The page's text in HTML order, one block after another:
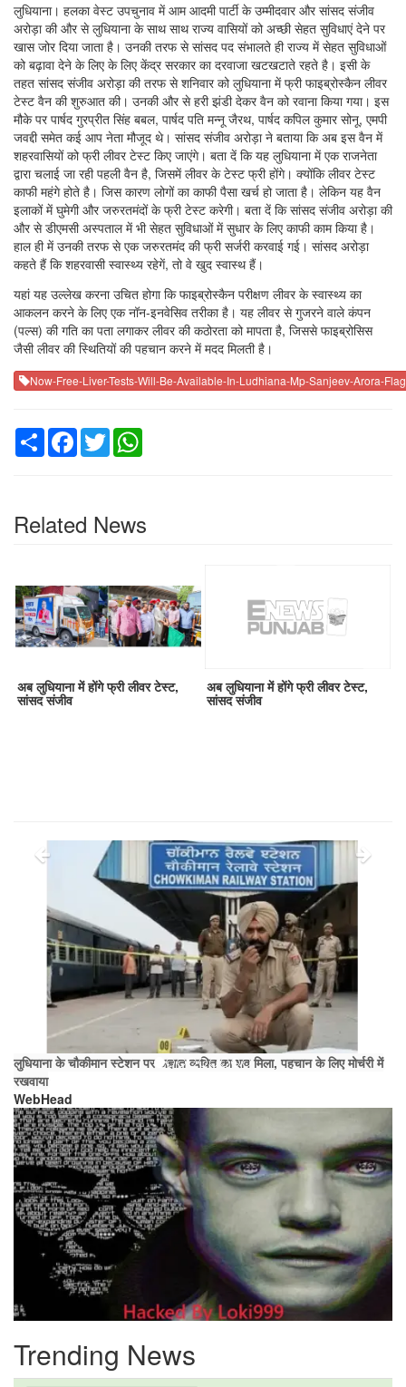
लुधियाना। हलका वेस्ट उपचुनाव में आम आदमी पार्टी के उम्मीदवार और सांसद संजीव
अरोड़ा की और से लुधियाना के साथ साथ राज्य वासियों को अच्छी सेहत सुविधाएं देने पर
खास जोर दिया जाता है। उनकी तरफ से सांसद पद संभालते ही राज्य में सेहत सुविधाओं
को बढ़ावा देने के लिए के लिए केंद्र सरकार का दरवाजा खटखटाते रहते है। इसी के
तहत सांसद संजीव अरोड़ा की तरफ से शनिवार को लुधियाना में फ्री फाइब्रोस्कैन लीवर
टेस्ट वैन की शुरुआत की। उनकी और से हरी झंडी देकर वैन को रवाना किया गया। इस
मौके पर पार्षद गुरप्रीत सिंह बबल, पार्षद पति मन्नू जैरथ, पार्षद कपिल कुमार सोनू, एमपी
जवद्दी समेत कई आप नेता मौजूद थे। सांसद संजीव अरोड़ा ने बताया कि अब इस वैन में
शहरवासियों को फ्री लीवर टेस्ट किए जाएंगे। बता दें कि यह लुधियाना में एक राजनेता
द्वारा चलाई जा रही पहली वैन है, जिसमें लीवर के टेस्ट फ्री होंगे। क्योंकि लीवर टेस्ट
काफी महंगे होते है। जिस कारण लोगों का काफी पैसा खर्च हो जाता है। लेकिन यह वैन
इलाकों में घुमेगी और जरुरतमंदों के फ्री टेस्ट करेगी। बता दें कि सांसद संजीव अरोड़ा की
और से डीएमसी अस्पताल में भी सेहत सुविधाओं में सुधार के लिए काफी काम किया है।
हाल ही में उनकी तरफ से एक जरुरतमंद की फ्री सर्जरी करवाई गई। सांसद अरोड़ा
कहते हैं कि शहरवासी स्वास्थ्य रहेगें, तो वे खुद स्वास्थ हैं।
यहां यह उल्लेख करना उचित होगा कि फाइब्रोस्कैन परीक्षण लीवर के स्वास्थ्य का
आकलन करने के लिए एक नॉन-इनवेसिव तरीका है। यह लीवर से गुजरने वाले कंपन
(पल्स) की गति का पता लगाकर लीवर की कठोरता को मापता है, जिससे फाइब्रोसिस
जैसी लीवर की स्थितियों की पहचान करने में मदद मिलती है।
Now-Free-Liver-Tests-Will-Be-Available-In-Ludhiana-Mp-Sanjeev-Arora-
Share Facebook
Twitter
Related News
अब लुधियाना में होंगे फ्री लीवर टेस्ट,
सांसद संजीव
अब लुधियाना में होंगे फ्री लीवर टेस्ट,
सांसद संजीव
लुधियाना के चौकीमान स्टेशन पर अज्ञात व्यक्ति का शव मिला, पहचान के लिए मोर्चरी में
रखवाया
WebHead
Trending News